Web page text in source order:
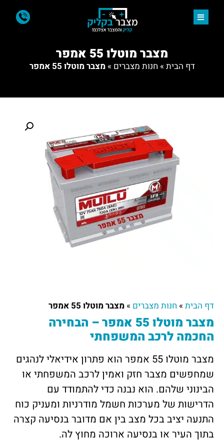
מצבר מוטלו 55 אמפר
דף הבית » חנות מצברים »מצבר מוטלו 55 אמפר
דף הבית » חנות מצברים » מצבר מוטלו 55 אמפר
מצבר מוטלו 55 אמפר – הבחירה
החכמה לרכב המשפחתי
מצבר מוטלו 55 אמפר הוא פתרון אידיאלי לנהגים
שמחפשים מצבר חזק ואמין לרכב המשפחתי או
הבינוני שלהם. הוא נבנה כדי להתמודד עם
הדרישות של מערכות חשמל מודרניות ומעניק כוח
התנעה יציב בכל מצב בין אם מדובר בנסיעה קצרה
בתוך העיר או בנסיעה ארוכה מחוץ לה.